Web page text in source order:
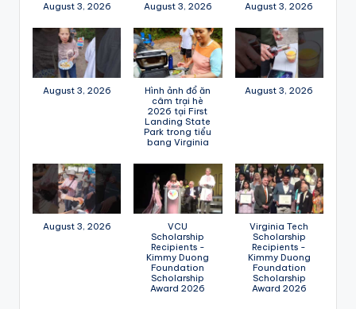
August 3, 2026 August 3, 2026 August 3, 2026
August 3, 2026
Hình ảnh đổ ăn
câm trại hè
2026 tại First
Landing State
Park trong tiểu
bang Virginia
August 3, 2026
August 3, 2026
VCU
Scholarship
Recipients -
Kimmy Duong
Foundation
Scholarship
Award 2026
Virginia Tech
Scholarship
Recipients -
Kimmy Duong
Foundation
Scholarship
Award 2026